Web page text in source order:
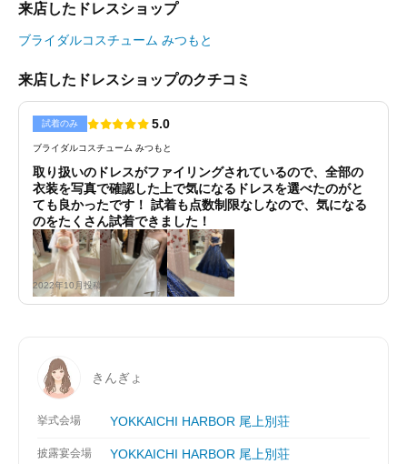
来店したドレスショップ
ブライダルコスチューム みつもと
来店したドレスショップのクチコミ
試着のみ 5.0
ブライダルコスチューム みつもと
取り扱いのドレスがファイリングされているので、全部の
衣装を写真で確認した上で気になるドレスを選べたのがと
ても良かったです！ 試着も点数制限なしなので、気になる
のをたくさん試着できました！
2022年10月投稿
きんぎょ
挙式会場 YOKKAICHI HARBOR 尾上別荘
披露宴会場 YOKKAICHI HARBOR 尾上別荘